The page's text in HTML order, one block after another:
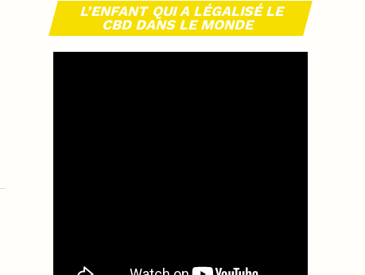
L’ENFANT QUI A LÉGALISÉ LE
CBD DANS LE MONDE